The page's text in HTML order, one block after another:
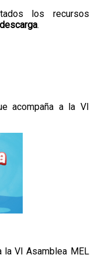
los recursos
.
acompaña a la VI
la VI Asamblea MEL